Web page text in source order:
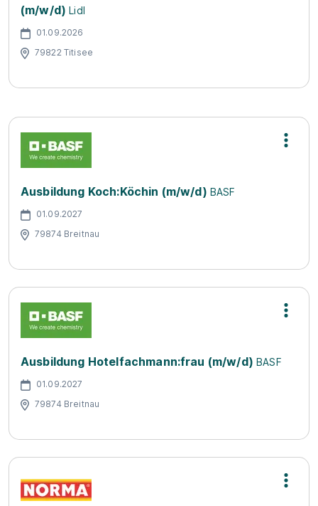
(m/w/d) Lidl
01.09.2026
79822 Titisee
Ausbildung Koch:Köchin (m/w/d) BASF
01.09.2027
79874 Breitnau
Ausbildung Hotelfachmann:frau (m/w/d) BASF
01.09.2027
79874 Breitnau